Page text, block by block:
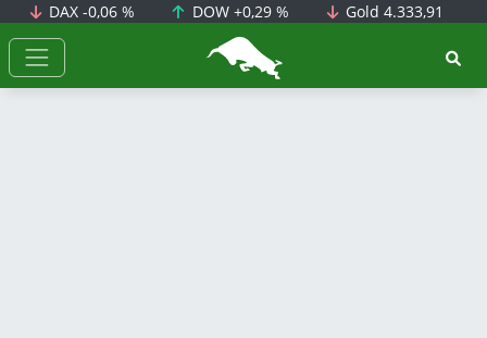
DAX-0,06 % DOW +0,29 % Gold4.333,91
BörsenNEWS.de